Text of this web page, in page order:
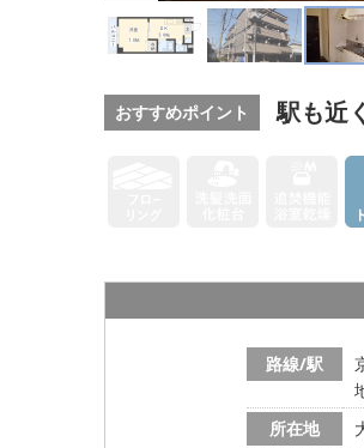
おすすめポイント 駅も近
路線/駅
所在地